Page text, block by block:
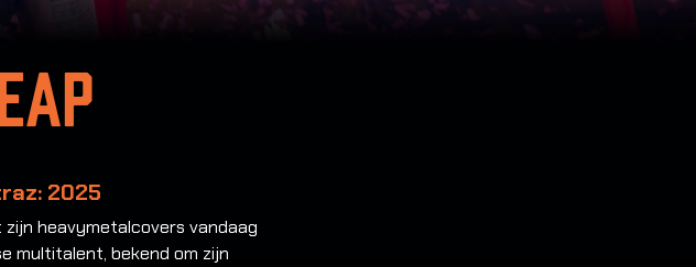
2025
zijn heavymetalcovers vandaag
multitalent, bekend om zijn